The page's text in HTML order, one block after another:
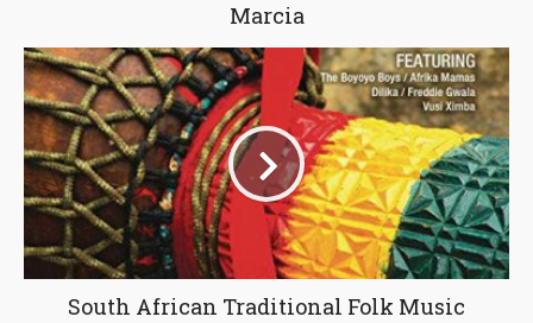
Marcia
South African Traditional Folk Music